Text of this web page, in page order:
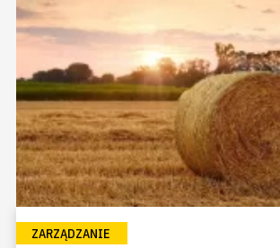
ZARZĄDZANIE